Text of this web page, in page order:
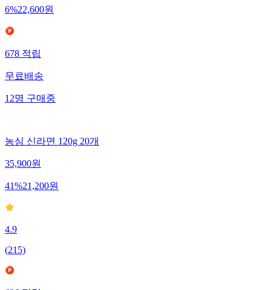
6%22,600원
678적립
무료배송
12명구매중
농심 신라면 120g 20개
35,900원
41%21,200원
4.9
(215)